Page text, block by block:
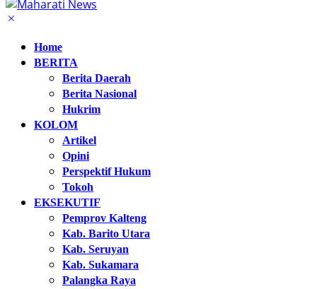
Home
BERITA
Berita Daerah
Berita Nasional
Hukrim
KOLOM
Artikel
Opini
Perspektif Hukum
Tokoh
EKSEKUTIF
Pemprov Kalteng
Kab. Barito Utara
Kab. Seruyan
Kab. Sukamara
Palangka Raya